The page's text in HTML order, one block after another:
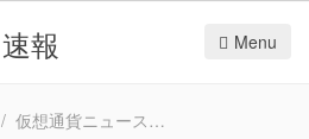
報 Menu
仮想通貨ニュース：金融機関は不要になるのか、NFTはバブルか──FIN／SUM2021が開幕 – コインデスク・ジャパン